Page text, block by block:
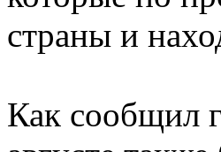
страны и
Как сообщил